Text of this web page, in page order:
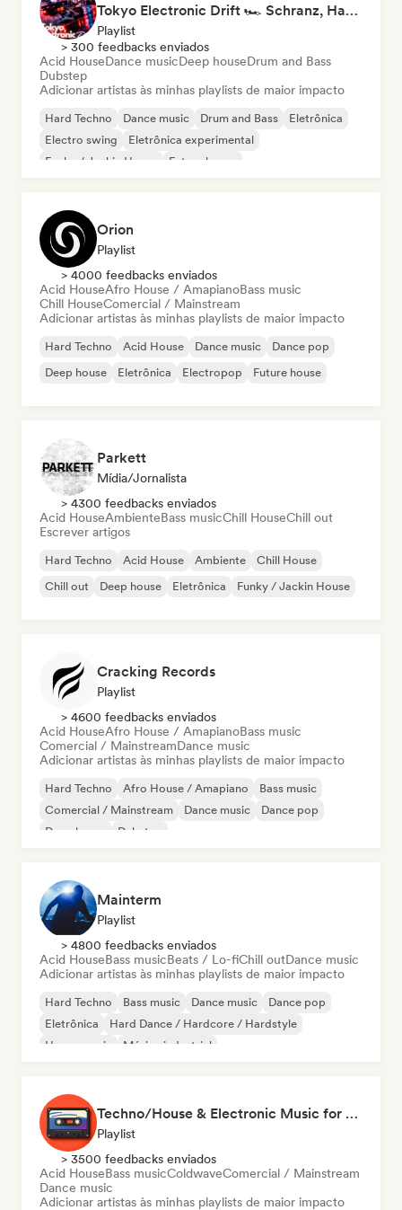
Tokyo Electronic Drift 🏎️ Schranz, Hard Techno & Anime EDM
Playlist
> 300 feedbacks enviados
Acid HouseDance musicDeep houseDrum and Bass
Dubstep
Adicionar artistas às minhas playlists de maior impacto
Hard Techno Dance music Drum and Bass
Eletrônica
Electro swing
Eletrônica experimental
Funky / Jackin House
Future house
Orion
Playlist
> 4000 feedbacks enviados
Acid HouseAfro House / AmapianoBass music
Chill HouseComercial / Mainstream
Adicionar artistas às minhas playlists de maior impacto
Hard Techno Acid House Dance music
Dance pop
Deep house
Eletrônica Electropop Future house
Parkett
Mídia/Jornalista
> 4300 feedbacks enviados
Acid HouseAmbienteBass musicChill HouseChill out
Escrever artigos
Hard Techno Acid House Ambiente
Chill House
Chill out
Deep house Eletrônica Funky / Jackin House
Cracking Records
Playlist
> 4600 feedbacks enviados
Acid HouseAfro House / AmapianoBass music
Comercial / MainstreamDance music
Adicionar artistas às minhas playlists de maior impacto
Hard Techno Afro House / Amapiano
Bass music
Comercial / Mainstream
Dance music
Dance pop
Deep house
Dubstep
Mainterm
Playlist
> 4800 feedbacks enviados
Acid HouseBass musicBeats / Lo-fiChill outDance music
Adicionar artistas às minhas playlists de maior impacto
Hard Techno Bass music Dance music
Dance pop
Eletrônica
Hard Dance / Hardcore / Hardstyle
House music
Música industrial
Techno/House & Electronic Music for Svea Playlists
Playlist
> 3500 feedbacks enviados
Acid HouseBass musicColdwaveComercial / Mainstream
Dance music
Adicionar artistas às minhas playlists de maior impacto